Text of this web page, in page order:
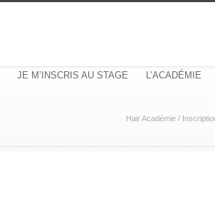
JE M’INSCRIS AU STAGE L’ACADÉMIE
Hair Académie /